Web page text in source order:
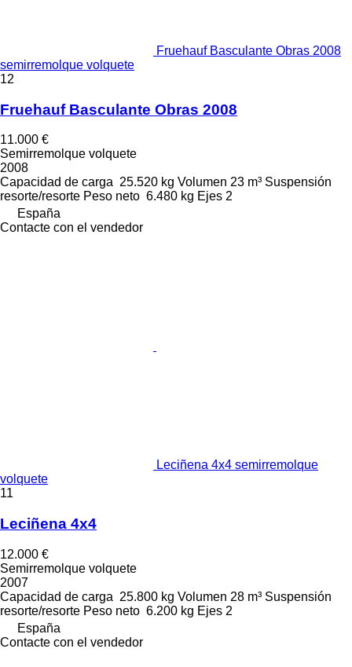
Fruehauf Basculante Obras 2008
semirremolque volquete
12
Fruehauf Basculante Obras 2008
11.000 €
Semirremolque volquete
2008
Capacidad de carga 25.520 kg Volumen 23 m³ Suspensión
resorte/resorte Peso neto 6.480 kg Ejes 2
España
Contacte con el vendedor
Leciñena 4x4 semirremolque
volquete
11
Leciñena 4x4
12.000 €
Semirremolque volquete
2007
Capacidad de carga 25.800 kg Volumen 28 m³ Suspensión
resorte/resorte Peso neto 6.200 kg Ejes 2
España
Contacte con el vendedor